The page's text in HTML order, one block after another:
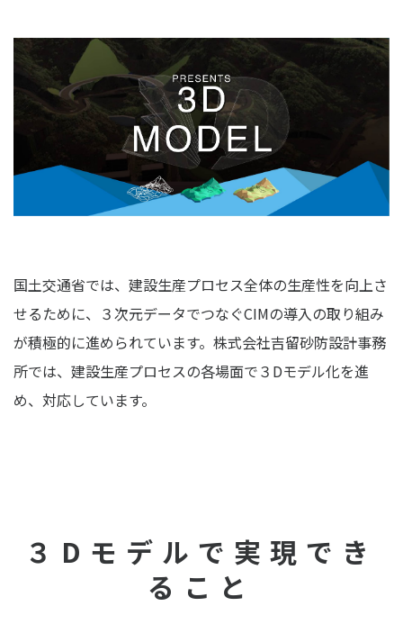
国土交通省では、建設生産プロセス全体の生産性を向上さ
せるために、３次元データでつなぐCIMの導入の取り組み
が積極的に進められています。株式会社吉留砂防設計事務
所では、建設生産プロセスの各場面で３Dモデル化を進
め、対応しています。
３Dモデルで実現でき
ること